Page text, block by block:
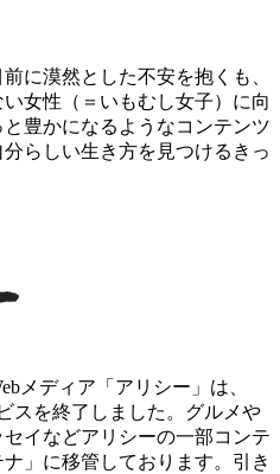
に漠然とした不安を抱くも、
女性（＝いもむし女子）に向
豊かになるようなコンテンツ
らしい生き方を見つけるきっ
メディア「アリシー」は、
スを終了しました。グルメや
イなどアリシーの一部コンテ
」に移管しております。引き